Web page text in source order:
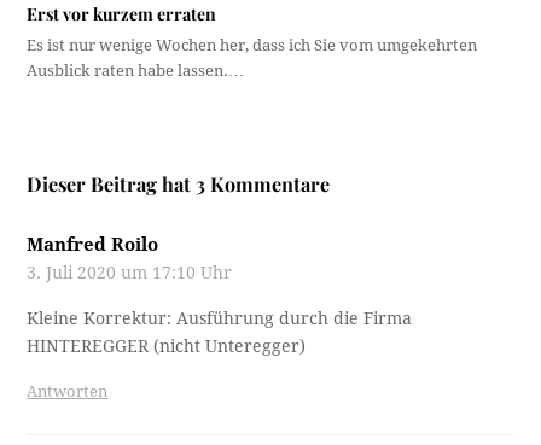
Erst vor kurzem erraten
Es ist nur wenige Wochen her, dass ich Sie vom umgekehrten
Ausblick raten habe lassen.…
Dieser Beitrag hat 3 Kommentare
Manfred Roilo
3. Juli 2020 um 17:10 Uhr
Kleine Korrektur: Ausführung durch die Firma
HINTEREGGER (nicht Unteregger)
Antworten